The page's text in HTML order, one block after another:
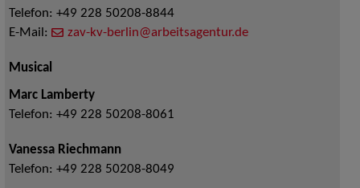
Telefon: +49 228 50208-8844
E-Mail:
zav-kv-berlin@arbeitsagentur.de
Musical
Marc Lamberty
Telefon: +49 228 50208-8061
Vanessa Riechmann
Telefon: +49 228 50208-8049